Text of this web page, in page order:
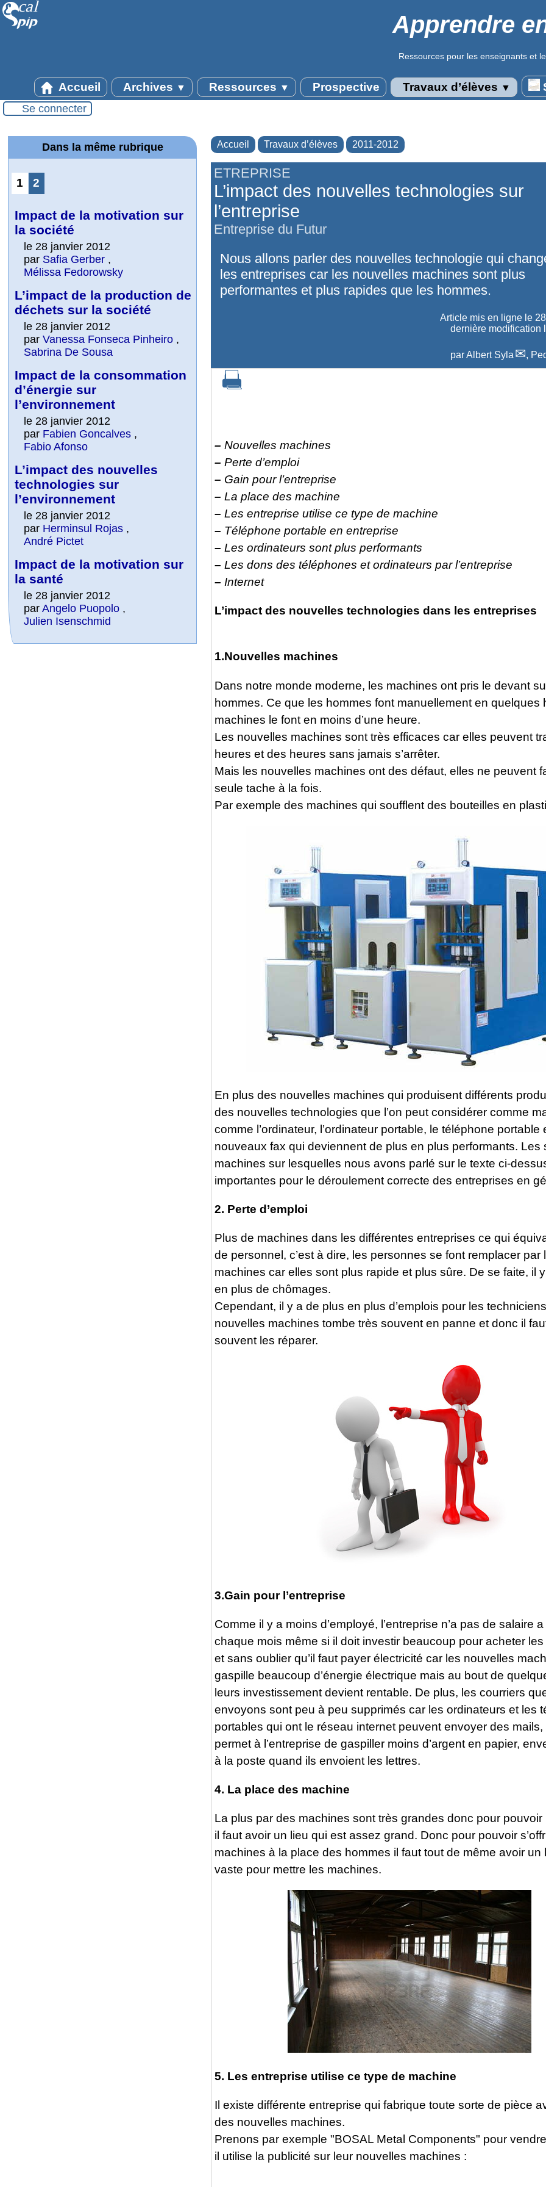
Apprendre
Ressources pour les enseignants et
Accueil Archives ▼ Ressources ▼ Prospective Travaux d’élèves ▼
Se connecter
Accueil Travaux d’élèves 2011-2012
ETREPRISE
L’impact des nouvelles technologies sur
l’entreprise
Entreprise du Futur
Nous allons parler des nouvelles technologie qui
les entreprises car les nouvelles machines sont plus
performantes et plus rapides que les hommes.
Article mis en ligne le
dernière modification
parAlbert Syla ,
– Nouvelles machines
– Perte d’emploi
– Gain pour l’entreprise
– La place des machine
– Les entreprise utilise ce type de machine
– Téléphone portable en entreprise
– Les ordinateurs sont plus performants
– Les dons des téléphones et ordinateurs par l’entreprise
– Internet
L’impact des nouvelles technologies dans les entreprises
1.Nouvelles machines
Dans notre monde moderne, les machines ont pris le devant
hommes. Ce que les hommes font manuellement en quelques
machines le font en moins d’une heure.
Les nouvelles machines sont très efficaces car elles peuvent
heures et des heures sans jamais s’arrêter.
Mais les nouvelles machines ont des défaut, elles ne peuvent
seule tache à la fois.
Par exemple des machines qui soufflent des bouteilles en
En plus des nouvelles machines qui produisent différents
des nouvelles technologies que l’on peut considérer comme
comme l’ordinateur, l’ordinateur portable, le téléphone portable
nouveaux fax qui deviennent de plus en plus performants. Les
machines sur lesquelles nous avons parlé sur le texte ci-
importantes pour le déroulement correcte des entreprises en
2. Perte d’emploi
Plus de machines dans les différentes entreprises ce qui
de personnel, c’est à dire, les personnes se font remplacer par
machines car elles sont plus rapide et plus sûre. De se faite, il
en plus de chômages.
Cependant, il y a de plus en plus d’emplois pour les
nouvelles machines tombe très souvent en panne et donc il
souvent les réparer.
3.Gain pour l’entreprise
Comme il y a moins d’employé, l’entreprise n’a pas de salaire
chaque mois même si il doit investir beaucoup pour acheter
et sans oublier qu’il faut payer électricité car les nouvelles
gaspille beaucoup d’énergie électrique mais au bout de
leurs investissement devient rentable. De plus, les courriers
envoyons sont peu à peu supprimés car les ordinateurs et les
portables qui ont le réseau internet peuvent envoyer des mails,
permet à l’entreprise de gaspiller moins d’argent en papier,
à la poste quand ils envoient les lettres.
4. La place des machine
La plus par des machines sont très grandes donc pour pouvoir
il faut avoir un lieu qui est assez grand. Donc pour pouvoir
machines à la place des hommes il faut tout de même avoir un
vaste pour mettre les machines.
5. Les entreprise utilise ce type de machine
Il existe différente entreprise qui fabrique toute sorte de pièce
des nouvelles machines.
Prenons par exemple "BOSAL Metal Components" pour
il utilise la publicité sur leur nouvelles machines :
Dans la même rubrique
1 2
Impact de la motivation sur
la société
le 28 janvier 2012
par Safia Gerber ,
Mélissa Fedorowsky
L’impact de la production de
déchets sur la société
le 28 janvier 2012
parVanessa Fonseca Pinheiro ,
Sabrina De Sousa
Impact de la consommation
d’énergie sur
l’environnement
le 28 janvier 2012
par Fabien Goncalves ,
Fabio Afonso
L’impact des nouvelles
technologies sur
l’environnement
le 28 janvier 2012
par Herminsul Rojas ,
André Pictet
Impact de la motivation sur
la santé
le 28 janvier 2012
parAngelo Puopolo ,
Julien Isenschmid